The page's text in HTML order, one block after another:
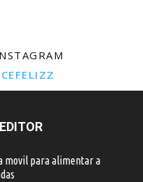
movil para alimentar a